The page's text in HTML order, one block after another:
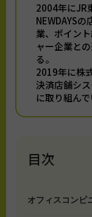
2004年にJR
NEWDAYS
業、ポイン
ャー企業と
る。
2019年に株
決済店舗シ
に取り組んで
目次
オフィスコンビ